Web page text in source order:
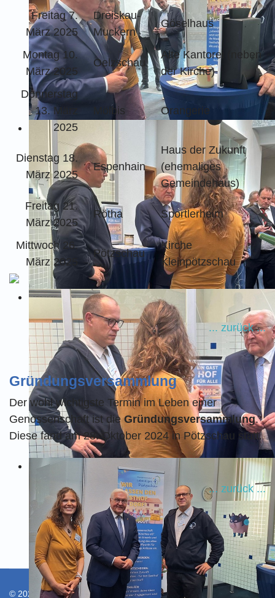
Freitag 7.
März 2025
Dreiskau-
Muckern
Göselhaus
Montag 10.
März 2025
Oelzschau
Alte Kantorei (neben
der Kirche)
Donnerstag
13. März
2025
Mölbis Orangerie
Dienstag 18.
März 2025
Espenhain
Haus der Zukunft
(ehemaliges
Gemeindehaus)
Freitag 21.
März 2025
Rötha Sportlerheim
Mittwoch 26.
März 2025
Pötzschau
Kirche
Kleinpötzschau
... zurück ...
Gründungsversammlung
Der wohl wichtigste Termin im Leben einer
Genossenschaft ist dieGründungsversammlung.
Diese fand am 28. Oktober 2024 in Pötzschau statt.
... zurück ...
© 2026 Bürgergenossenschaft Lebendiges Pötzschau eG